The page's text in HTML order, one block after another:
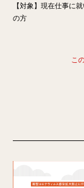
【対象】現在仕事に
の方
こ